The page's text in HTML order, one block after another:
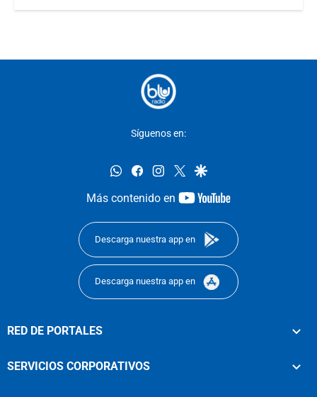
Síguenos en:
whatsappfacebookinstagram
twittergoogle
Más contenido en
youtube-
Descarga nuestra app en
Descarga nuestra app en
RED DE PORTALES
SERVICIOS CORPORATIVOS